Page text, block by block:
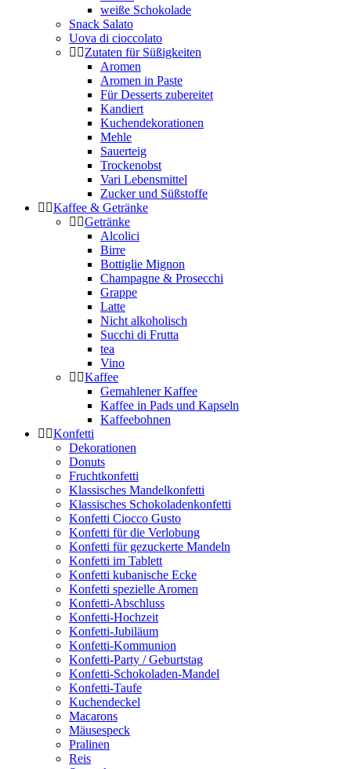
weiße Schokolade
Snack Salato
Uova di cioccolato
Zutaten für Süßigkeiten
Aromen
Aromen in Paste
Für Desserts zubereitet
Kandiert
Kuchendekorationen
Mehle
Sauerteig
Trockenobst
Vari Lebensmittel
Zucker und Süßstoffe
Kaffee & Getränke
Getränke
Alcolici
Birre
Bottiglie Mignon
Champagne & Prosecchi
Grappe
Latte
Nicht alkoholisch
Succhi di Frutta
tea
Vino
Kaffee
Gemahlener Kaffee
Kaffee in Pads und Kapseln
Kaffeebohnen
Konfetti
Dekorationen
Donuts
Fruchtkonfetti
Klassisches Mandelkonfetti
Klassisches Schokoladenkonfetti
Konfetti Ciocco Gusto
Konfetti für die Verlobung
Konfetti für gezuckerte Mandeln
Konfetti im Tablett
Konfetti kubanische Ecke
Konfetti spezielle Aromen
Konfetti-Abschluss
Konfetti-Hochzeit
Konfetti-Jubiläum
Konfetti-Kommunion
Konfetti-Party / Geburtstag
Konfetti-Schokoladen-Mandel
Konfetti-Taufe
Kuchendeckel
Macarons
Mäusespeck
Pralinen
Reis